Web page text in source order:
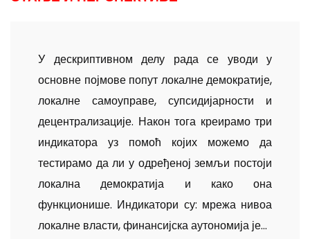
У дескриптивном делу рада се уводи у
основне појмове попут локалне демократије,
локалне самоуправе, супсидијарности и
децентрализације. Након тога креирамо три
индикатора уз помоћ којих можемо да
тестирамо да ли у одређеној земљи постоји
локална демократија и како она
функционише. Индикатори су: мрежа нивоа
локалне власти, финансијска аутономија је...